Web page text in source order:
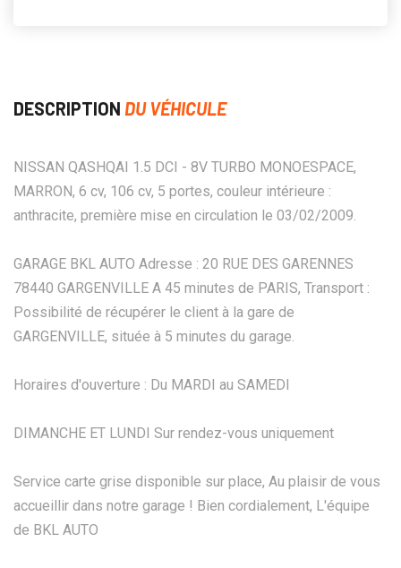
DESCRIPTION DU VÉHICULE
NISSAN QASHQAI 1.5 DCI - 8V TURBO MONOESPACE,
MARRON, 6 cv, 106 cv, 5 portes, couleur intérieure :
anthracite, première mise en circulation le 03/02/2009.
GARAGE BKL AUTO Adresse : 20 RUE DES GARENNES
78440 GARGENVILLE A 45 minutes de PARIS, Transport :
Possibilité de récupérer le client à la gare de
GARGENVILLE, située à 5 minutes du garage.
Horaires d'ouverture : Du MARDI au SAMEDI
DIMANCHE ET LUNDI Sur rendez-vous uniquement
Service carte grise disponible sur place, Au plaisir de vous
accueillir dans notre garage ! Bien cordialement, L'équipe
de BKL AUTO